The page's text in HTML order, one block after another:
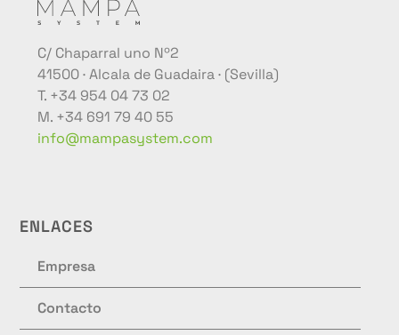
C/ Chaparral uno Nº2
41500 · Alcala de Guadaira · (Sevilla)
T. +34 954 04 73 02
M. +34 691 79 40 55
info@mampasystem.com
ENLACES
Empresa
Contacto